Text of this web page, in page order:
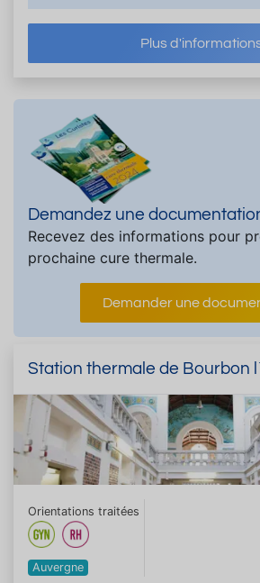
Plus
Demandez une
Recevez des informations pour
prochaine cure thermale.
Demander une
Station thermale de Bourbon
Orientations traitées
Auvergne